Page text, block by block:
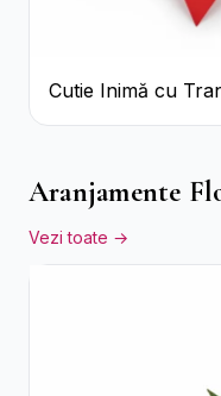
Cutie Inimă cu
Bomboane
Aranjamente
Vezi toate →